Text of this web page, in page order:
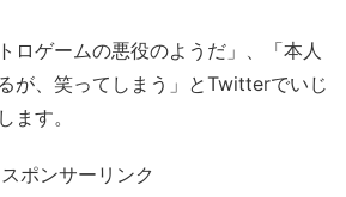
ロゲームの悪役のようだ」、「本人
が、笑ってしまう」とTwitterでいじ
ます。
スポンサーリンク